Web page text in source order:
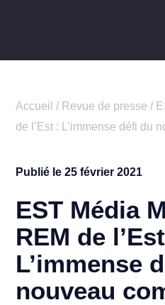
Accueil / Revue de presse /
de l’Est : L’immense défi du
Publié le 25 février 2021
EST Média
REM de
L’immense
nouveau